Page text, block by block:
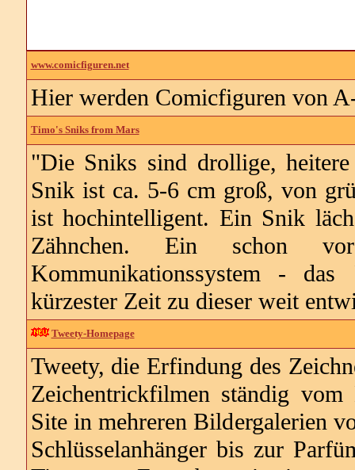
www.comicfiguren.net
Hier werden Comicfiguren von
Timo's Sniks from Mars
"Die Sniks sind drollige,
Snik ist ca. 5-6 cm groß, von
ist hochintelligent. Ein Snik
Zähnchen. Ein schon
Kommunikationssystem -
kürzester Zeit zu dieser weit
Tweety-Homepage
Tweety, die Erfindung des
Zeichentrickfilmen ständig
Site in mehreren Bildergalerien
Schlüsselanhänger bis zur